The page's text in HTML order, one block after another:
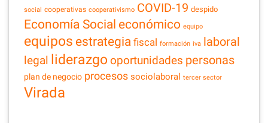
social cooperativas cooperativismo COVID-19 despido
Economía Social económico equipo
equipos estrategia fiscal formación iva laboral
legal liderazgo oportunidades personas
plan de negocio procesos sociolaboral tercer sector
Virada